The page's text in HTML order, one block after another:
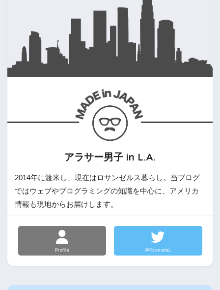
アラサー男子 in L.A.
2014年に渡米し、現在はロサンゼルス暮らし。当ブログ
ではウェブやプログラミングの知識を中心に、アメリカ
情報も現地からお届けします。
Profile @KsonodaL